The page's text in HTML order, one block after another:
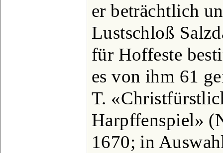
er beträchtlich
Lustschloß
für Hoffeste
es von ihm 61
T.
Harpffenspiel»
1670; in